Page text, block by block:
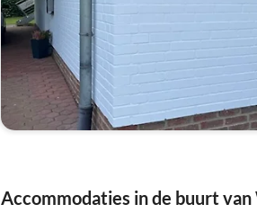
Accommodaties in de buurt van